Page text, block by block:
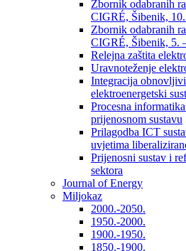
Zbornik odabranih
CIGRÉ, Šibenik,
Zbornik odabranih
CIGRÉ, Šibenik, 5.
Relejna zaštita
Uravnoteženje
Integracija
elektroenergetski
Procesna
prijenosnom sustavu
Prilagodba ICT
uvjetima
Prijenosni sustav i
sektora
Journal of Energy
Miljokaz
2000.-2050.
1950.-2000.
1900.-1950.
1850.-1900.